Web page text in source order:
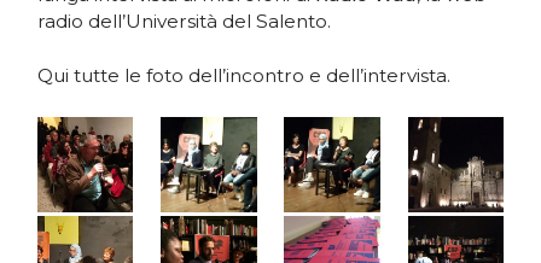
radio dell’Università del Salento.
Qui tutte le foto dell’incontro e dell’intervista.